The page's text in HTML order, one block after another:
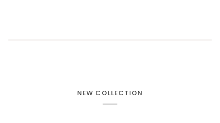
NEW COLLECTION